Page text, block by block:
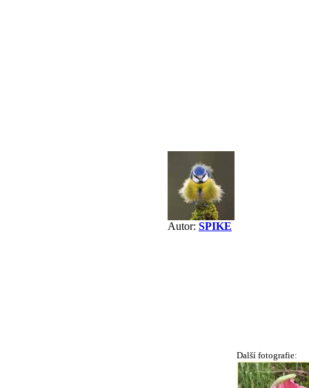
Autor: SPIKE
Další fotografie: